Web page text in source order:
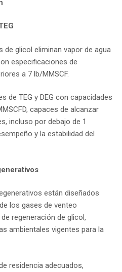
de glicol eliminan vapor de agua
especificaciones de
a 7 lb/MMSCF.
de TEG y DEG con capacidades
capaces de alcanzar
incluso por debajo de 1
y la estabilidad del
están diseñados
los gases de venteo
regeneración de glicol,
ambientales vigentes para la
residencia adecuados,